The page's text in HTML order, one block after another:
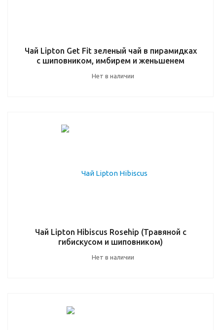
Чай Lipton Get Fit зеленый чай в пирамидках
с шиповником, имбирем и женьшенем
Нет в наличии
Чай Lipton Hibiscus Rosehip (Травяной с
гибискусом и шиповником)
Нет в наличии